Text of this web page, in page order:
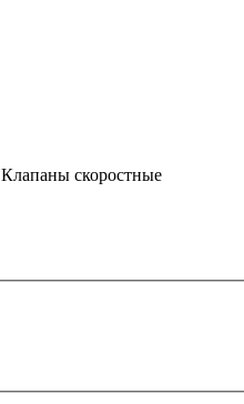
Клапаны скоростные